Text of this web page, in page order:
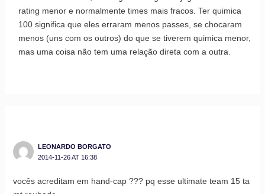
rating menor e normalmente times mais fracos. Ter quimica
100 significa que eles erraram menos passes, se chocaram
menos (uns com os outros) do que se tiverem quimica menor,
mas uma coisa não tem uma relação direta com a outra.
LEONARDO BORGATO
2014-11-26 AT 16:38
vocês acreditam em hand-cap ??? pq esse ultimate team 15 ta